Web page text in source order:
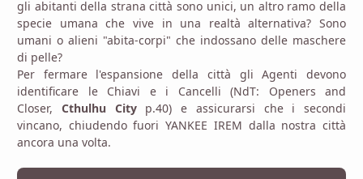
gli abitanti della strana città sono unici, un altro ramo della
specie umana che vive in una realtà alternativa? Sono
umani o alieni "abita-corpi" che indossano delle maschere
di pelle?
Per fermare l'espansione della città gli Agenti devono
identificare le Chiavi e i Cancelli (NdT: Openers and
Closer, Cthulhu City p.40) e assicurarsi che i secondi
vincano, chiudendo fuori YANKEE IREM dalla nostra città
ancora una volta.